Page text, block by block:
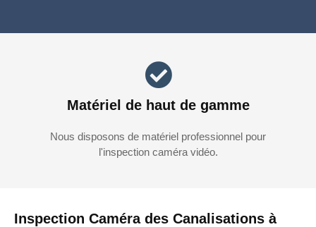
Inspection Caméra des Canalisations à
Matériel de haut de gamme
Nous disposons de matériel professionnel pour
l'inspection caméra vidéo.